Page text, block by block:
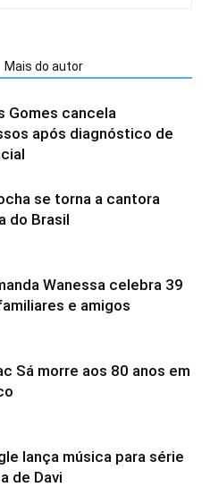
Mais do autor
Gomes cancela
após diagnóstico de
se torna a cantora
do Brasil
Wanessa celebra 39
e amigos
Sá morre aos 80 anos em
lança música para série
de Davi